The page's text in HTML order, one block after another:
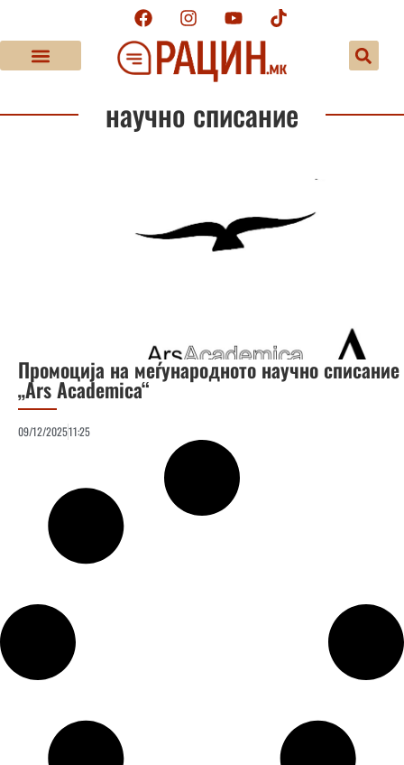
научно списание
Промоција на меѓународното научно списание
„Ars Academica“
09/12/202511:25